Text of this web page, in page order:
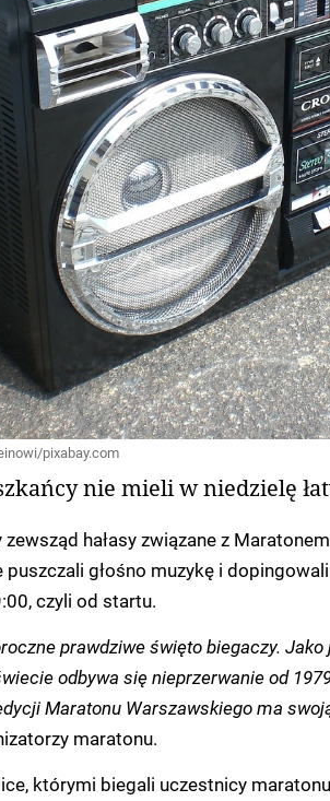
pixabay.com
nie mieli w niedzielę
hałasy związane z Maratonem
głośno muzykę i
czyli od startu.
prawdziwe święto biegaczy. Jako
odbywa się nieprzerwanie od
Maratonu Warszawskiego ma
maratonu.
którymi biegali uczestnicy